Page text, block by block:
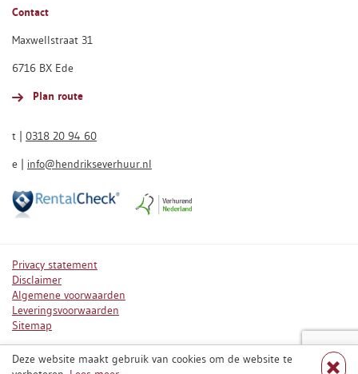
Deze website maakt gebruik van cookies om de website te
Contact
Maxwellstraat 31
6716 BX Ede
Plan route
t | 0318 20 94 60
e | info@hendrikseverhuur.nl
Privacy statement
Disclaimer
Algemene voorwaarden
Leveringsvoorwaarden
Sitemap
Volg ons op Instagram
Volg ons op Facebook